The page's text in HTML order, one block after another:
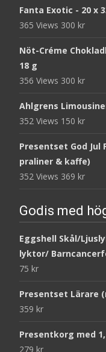
Fanta Exotic - 20 x
365 Views 300 kr
Nöt-Créme
18 g
356 Views 300 kr
Ahlgrens
352 Views 150 kr
Presentset God
praliner & kaffe)
352 Views 369 kr
Godis med
Eggshell Skål/
lyktor/
75 kr
Presentset Lärare
359 kr
Presentkorg med
279 kr